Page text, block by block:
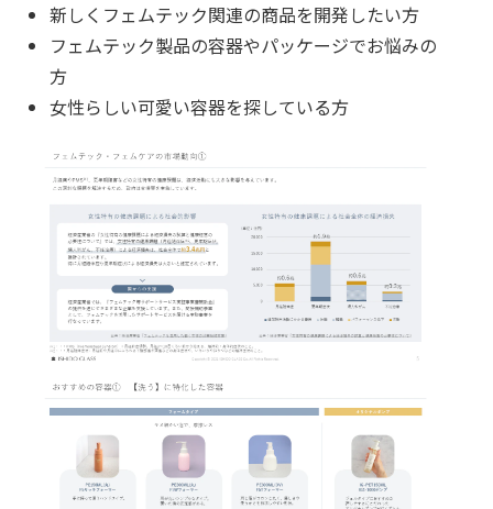
新しくフェムテック関連の商品を開発したい方
フェムテック製品の容器やパッケージでお悩みの
方
女性らしい可愛い容器を探している方